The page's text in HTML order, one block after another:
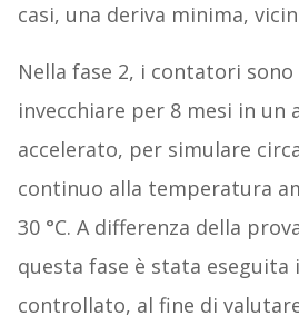
casi, una deriva minima,
Nella fase 2, i contatori
invecchiare per 8 mesi in un
accelerato, per simulare
continuo alla temperatura
30 °C. A differenza della
questa fase è stata
controllato, al fine di